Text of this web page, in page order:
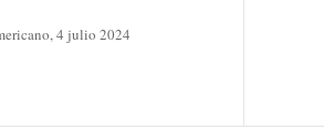
4 julio 2024